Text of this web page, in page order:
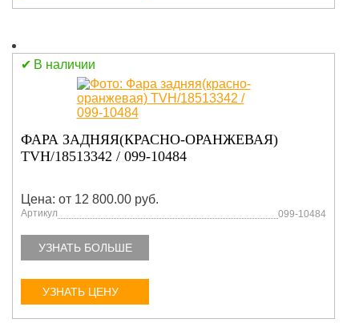
В наличии
ФАРА ЗАДНЯЯ(КРАСНО-ОРАНЖЕВАЯ)
TVH/18513342 / 099-10484
Цена: от 12 800.00 руб.
Артикул 099-10484
УЗНАТЬ БОЛЬШЕ
УЗНАТЬ ЦЕНУ